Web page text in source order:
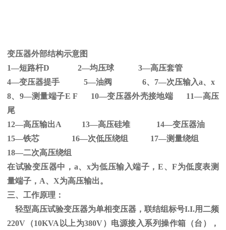
变压器外部结构示意图
1—短路杆D 2—均压球 3—高压套管
4—变压器提手 5—油阀 6、 7—次压输入a、 x
8、 9—测量端子E F 10—变压器外壳接地端 11—高压
尾
12—高压输出A 13—高压硅堆 14—变压器油
15—铁芯 16—次低压绕组 17—测量绕组
18—二次高压绕组
在试验变压器中， a、 x为低压输入端子， E、F为低度表测
量端子， A、 X为高压输出。
三、工作原理：
轻型高压试验变压器为单相变压器，联结组标号I.I.用二频
220V （10KVA 以上为380V）电源接入系列操作箱（台），